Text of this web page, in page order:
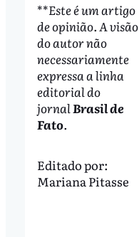
**Este é um artigo
de opinião. A visão
do autor não
necessariamente
expressa a linha
editorial do
jornalBrasil de
Fato.
Editado por:
Mariana Pitasse